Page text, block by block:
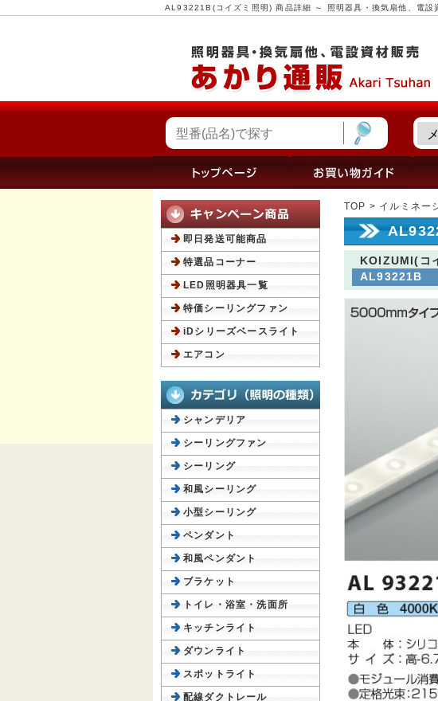
AL93221B(コイズミ照明) 商品詳細 ～ 照明器具・換気扇他、電設
TOP > イルミネー
KOIZUMI(コ
AL93221B
即日発送可能商品
特選品コーナー
LED照明器具一覧
特価シーリングファン
iDシリーズベースライト
エアコン
シャンデリア
シーリングファン
シーリング
和風シーリング
小型シーリング
ペンダント
和風ペンダント
ブラケット
トイレ・浴室・洗面所
キッチンライト
ダウンライト
スポットライト
配線ダクトレール